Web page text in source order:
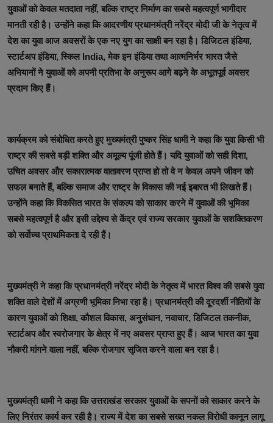
युवाओं को केवल मतदाता नहीं, बल्कि राष्ट्र निर्माण का सबसे महत्वपूर्ण भागीदार
मानती रही है। उन्होंने कहा कि आदरणीय प्रधानमंत्री नरेंद्र मोदी जी के नेतृत्व में
देश का युवा आज अवसरों के एक नए युग का साक्षी बन रहा है। डिजिटल इंडिया,
स्टार्टअप इंडिया, स्किल India, मेक इन इंडिया तथा आत्मनिर्भर भारत जैसे
अभियानों ने युवाओं को अपनी प्रतिभा के अनुरूप आगे बढ़ने के अभूतपूर्व अवसर
प्रदान किए हैं।
कार्यक्रम को संबोधित करते हुए मुख्यमंत्री पुष्कर सिंह धामी ने कहा कि युवा किसी भी
राष्ट्र की सबसे बड़ी शक्ति और अमूल्य पूंजी होते हैं। यदि युवाओं को सही दिशा,
उचित अवसर और सकारात्मक वातावरण प्राप्त हो तो वे न केवल अपने जीवन को
सफल बनाते हैं, बल्कि समाज और राष्ट्र के विकास की नई इबारत भी लिखते हैं।
उन्होंने कहा कि विकसित भारत के संकल्प को साकार करने में युवाओं की भूमिका
सबसे महत्वपूर्ण है और इसी उद्देश्य से केंद्र एवं राज्य सरकार युवाओं के सशक्तिकरण
को सर्वोच्च प्राथमिकता दे रही हैं।
मुख्यमंत्री ने कहा कि प्रधानमंत्री नरेंद्र मोदी के नेतृत्व में भारत विश्व की सबसे युवा
शक्ति वाले देशों में अग्रणी भूमिका निभा रहा है। प्रधानमंत्री की दूरदर्शी नीतियों के
कारण युवाओं को शिक्षा, कौशल विकास, अनुसंधान, नवाचार, डिजिटल तकनीक,
स्टार्टअप और स्वरोजगार के क्षेत्र में नए अवसर प्राप्त हुए हैं। आज भारत का युवा
नौकरी मांगने वाला नहीं, बल्कि रोजगार सृजित करने वाला बन रहा है।
मुख्यमंत्री धामी ने कहा कि उत्तराखंड सरकार युवाओं के सपनों को साकार करने के
लिए निरंतर कार्य कर रही है। राज्य में देश का सबसे सख्त नकल विरोधी कानून लागू